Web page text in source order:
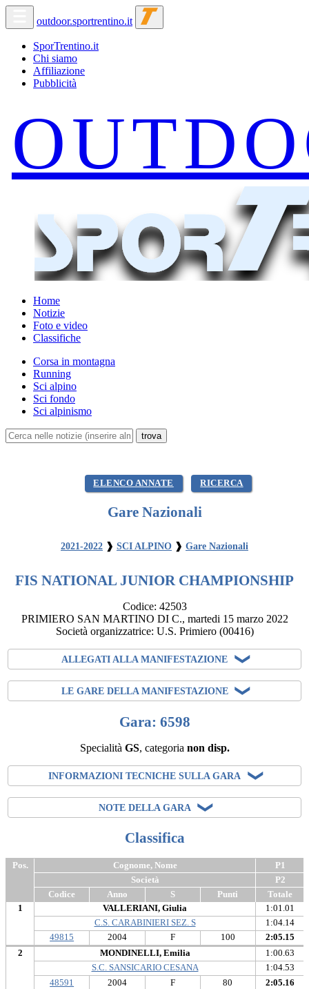
outdoor.sportrentino.it
SporTrentino.it
Chi siamo
Affiliazione
Pubblicità
Home
Notizie
Foto e video
Classifiche
Corsa in montagna
Running
Sci alpino
Sci fondo
Sci alpinismo
ELENCO ANNATE RICERCA
Gare Nazionali
2021-2022 ❱ SCI ALPINO ❱ Gare Nazionali
FIS NATIONAL JUNIOR CHAMPIONSHIP
Codice: 42503
PRIMIERO SAN MARTINO DI C., martedi 15 marzo 2022
Società organizzatrice: U.S. Primiero(00416)
ALLEGATI ALLA MANIFESTAZIONE
LE GARE DELLA MANIFESTAZIONE
Gara: 6598
Specialità GS, categoria non disp.
INFORMAZIONI TECNICHE SULLA GARA
NOTE DELLA GARA
Classifica
Pos.
Codice
Cognome, Nome
Anno S
Società
P1
P2
Totale
Punti
1
49815
VALLERIANI, Giulia
2004 F
C.S. CARABINIERI SEZ. S
1:01.01
1:04.14
2:05.15
100
2
48591
MONDINELLI, Emilia
2004 F
S.C. SANSICARIO CESANA
1:00.63
1:04.53
2:05.16
80